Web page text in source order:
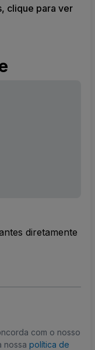
clique para ver
diretamente
com o nosso
nossa política de